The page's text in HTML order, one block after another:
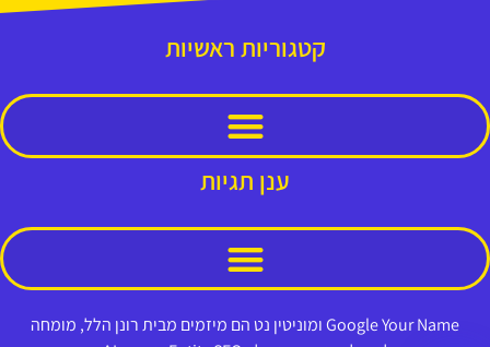
קטגוריות ראשיות
ענן תגיות
Google Your Name ומוניטין נט הם מיזמים מבית רונן הלל, מומחה